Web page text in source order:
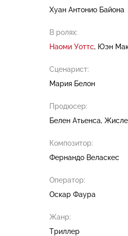
Хуан Антонио Байона
В ролях:
Наоми Уоттс Юэн
Сценарист:
Мария Белон
Продюсер:
Белен Атьенса
Композитор:
Фернандо Веласкес
Оператор:
Оскар Фаура
Жанр:
Триллер